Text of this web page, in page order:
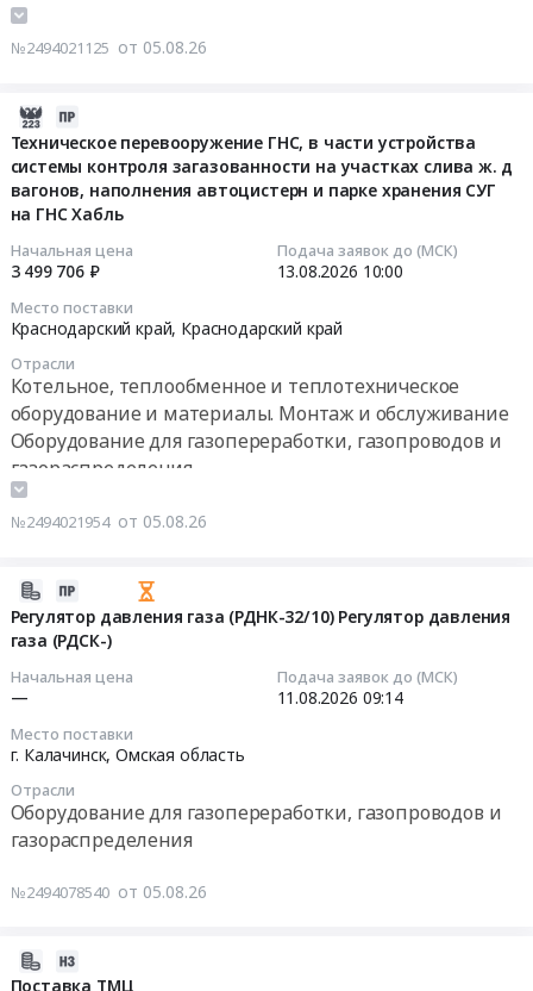
0,08/1,4-
Контрольно-измерительные приборы и автоматика,
монтаж и обслуживание
Пожароохранное оборудование, сигнализация,
видеонаблюдение, средства контроля доступа
№2494021125 от 05.08.26
Техническое перевооружение ГНС, в части устройства
системы контроля загазованности на участках слива ж. д
вагонов, наполнения автоцистерн и парке хранения СУГ
на ГНС Хабль
Начальная цена
3 499 706 ₽
Подача заявок до (МСК)
13.08.2026 10:00
Место поставки
Краснодарский край, Краснодарский край
Отрасли
Котельное, теплообменное и теплотехническое
оборудование и материалы. Монтаж и обслуживание
Оборудование для газопереработки, газопроводов и
газораспределения
Контрольно-измерительные приборы и автоматика,
монтаж и обслуживание
Пожароохранное оборудование, сигнализация,
видеонаблюдение, средства контроля доступа
№2494021954 от 05.08.26
Регулятор давления газа (РДНК-32/10) Регулятор давления
газа (РДСК-)
Начальная цена
—
Подача заявок до (МСК)
11.08.2026 09:14
Место поставки
г. Калачинск,Омская область
Отрасли
Оборудование для газопереработки, газопроводов и
газораспределения
№2494078540 от 05.08.26
32/10)
Поставка ТМЦ